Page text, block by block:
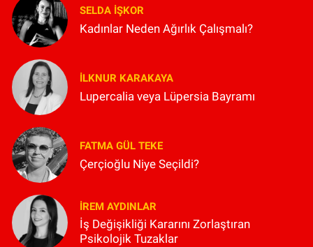
SELDA İŞKOR
Kadınlar Neden Ağırlık Çalışmalı?
İLKNUR KARAKAYA
Lupercalia veya Lüpersia Bayramı
FATMA GÜL TEKE
Çerçioğlu Niye Seçildi?
İREM AYDINLAR
İş Değişikliği Kararını Zorlaştıran
Psikolojik Tuzaklar